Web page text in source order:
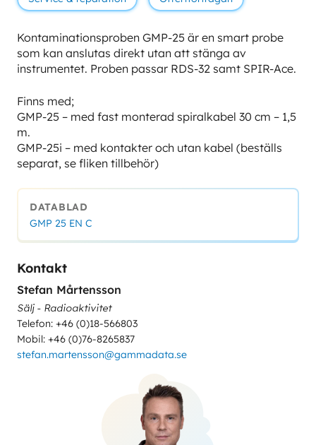
Kontaminationsproben GMP-25 är en smart probe
som kan anslutas direkt utan att stänga av
instrumentet. Proben passar RDS-32 samt SPIR-Ace.
Finns med;
GMP-25 – med fast monterad spiralkabel 30 cm – 1,5
m.
GMP-25i – med kontakter och utan kabel (beställs
separat, se fliken tillbehör)
DATABLAD
GMP 25 EN C
Kontakt
Stefan Mårtensson
Sälj - Radioaktivitet
Telefon: +46 (0)18-566803
Mobil: +46 (0)76-8265837
stefan.martensson@gammadata.se